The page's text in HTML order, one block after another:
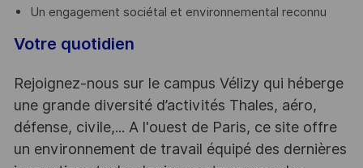
Un engagement sociétal et environnemental reconnu
Votre quotidien
Rejoignez-nous sur le campus Vélizy qui héberge
une grande diversité d’activités Thales, aéro,
défense, civile,... A l'ouest de Paris, ce site offre
un environnement de travail équipé des dernières